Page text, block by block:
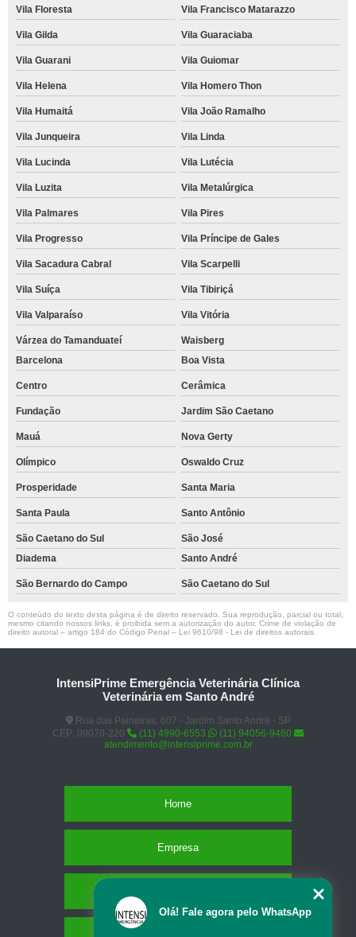
Vila Floresta Vila Francisco Matarazzo
Vila Gilda Vila Guaraciaba
Vila Guarani Vila Guiomar
Vila Helena Vila Homero Thon
Vila Humaitá Vila João Ramalho
Vila Junqueira Vila Linda
Vila Lucinda Vila Lutécia
Vila Luzita Vila Metalúrgica
Vila Palmares Vila Pires
Vila Progresso Vila Príncipe de Gales
Vila Sacadura Cabral Vila Scarpelli
Vila Suíça Vila Tibiriçá
Vila Valparaíso Vila Vitória
Várzea do Tamanduateí
Waisberg
Barcelona
Boa Vista
Centro Cerâmica
Fundação Jardim São Caetano
Mauá Nova Gerty
Olímpico Oswaldo Cruz
Prosperidade Santa Maria
Santa Paula Santo Antônio
São Caetano do Sul
São José
Diadema
Santo André
São Bernardo do Campo São Caetano do Sul
O conteúdo do texto desta página é de direito reservado. Sua reprodução, parcial ou total,
mesmo citando nossos links, é proibida sem a autorização do autor. Crime de violação de
direito autoral – artigo 184 do Código Penal – Lei 9610/98 - Lei de direitos autorais
IntensiPrime Emergência Veterinária Clínica
Veterinária em Santo André
Rua das Paineiras, 607 - Jardim Santo André - SP
CEP: 09070-220
(11) 4990-6553
(11) 94056-9460
atendimento@intensiprime.com.br
Home
Empresa
Olá! Fale agora pelo WhatsApp